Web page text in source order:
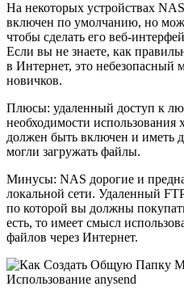
На некоторых устройствах
включен по умолчанию, но
чтобы сделать его веб-
Если вы не знаете, как
в Интернет, это небезопасный
новичков.
Плюсы: удаленный доступ к
необходимости
должен быть включен и иметь
могли загружать файлы.
Минусы: NAS дорогие и
локальной сети. Удаленный
по которой вы должны
есть, то имеет смысл
файлов через Интернет.